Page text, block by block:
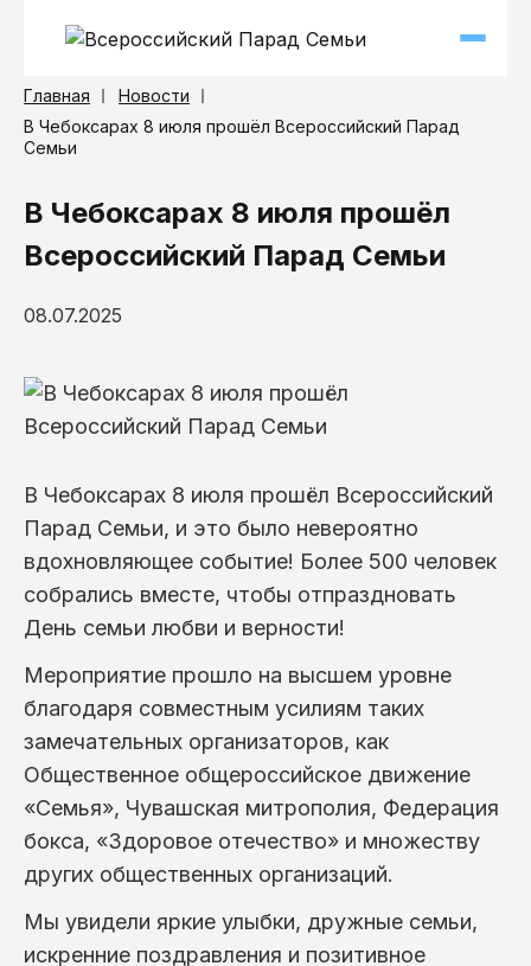
Главная
Новости
В Чебоксарах 8 июля прошёл Всероссийский Парад
Семьи
В Чебоксарах 8 июля прошёл
Всероссийский Парад Семьи
08.07.2025
В Чебоксарах 8 июля прошёл Всероссийский
Парад Семьи, и это было невероятно
вдохновляющее событие! Более 500 человек
собрались вместе, чтобы отпраздновать
День семьи любви и верности!
Мероприятие прошло на высшем уровне
благодаря совместным усилиям таких
замечательных организаторов, как
Общественное общероссийское движение
«Семья», Чувашская митрополия, Федерация
бокса, «Здоровое отечество» и множеству
других общественных организаций.
Мы увидели яркие улыбки, дружные семьи,
искренние поздравления и позитивное